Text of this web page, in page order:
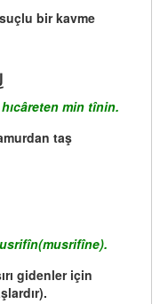
bir kavme
min tînin.
taş
gidenler için